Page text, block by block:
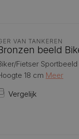
VAN TANKEREN
beeld
Fietser
18 cm Meer
Vergelijk